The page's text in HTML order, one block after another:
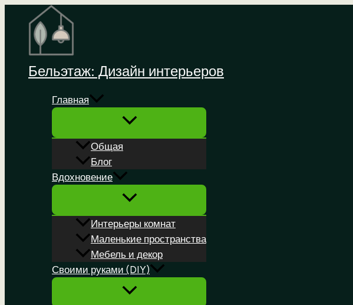
Перейти
содержимому
Бельэтаж: Дизайн интерьеров
Главная
Общая
Блог
Вдохновение
Интерьеры комнат
Маленькие пространства
Мебель и декор
Своими руками (DIY)